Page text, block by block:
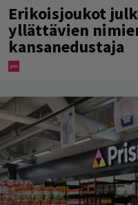
Erikoisjoukot
yllättävien
kansanedustaja